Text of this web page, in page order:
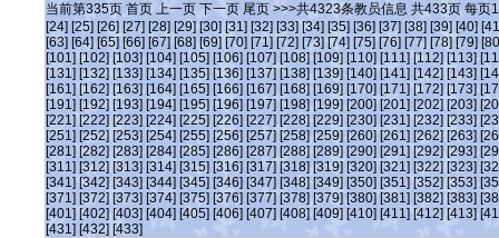
当前第335页 首页 上一页 下一页 尾页 >>>共4323条教员信息 共433页 每页
[24] [25] [26] [27] [28] [29] [30] [31] [32] [33] [34] [35] [36] [37] [38] [39] [40]
[63] [64] [65] [66] [67] [68] [69] [70] [71] [72] [73] [74] [75] [76] [77] [78] [79]
[101] [102] [103] [104] [105] [106] [107] [108] [109] [110] [111] [112] [113]
[131] [132] [133] [134] [135] [136] [137] [138] [139] [140] [141] [142] [143]
[161] [162] [163] [164] [165] [166] [167] [168] [169] [170] [171] [172] [173]
[191] [192] [193] [194] [195] [196] [197] [198] [199] [200] [201] [202] [203]
[221] [222] [223] [224] [225] [226] [227] [228] [229] [230] [231] [232] [233]
[251] [252] [253] [254] [255] [256] [257] [258] [259] [260] [261] [262] [263]
[281] [282] [283] [284] [285] [286] [287] [288] [289] [290] [291] [292] [293]
[311] [312] [313] [314] [315] [316] [317] [318] [319] [320] [321] [322] [323]
[341] [342] [343] [344] [345] [346] [347] [348] [349] [350] [351] [352] [353]
[371] [372] [373] [374] [375] [376] [377] [378] [379] [380] [381] [382] [383]
[401] [402] [403] [404] [405] [406] [407] [408] [409] [410] [411] [412] [413]
[431] [432] [433]